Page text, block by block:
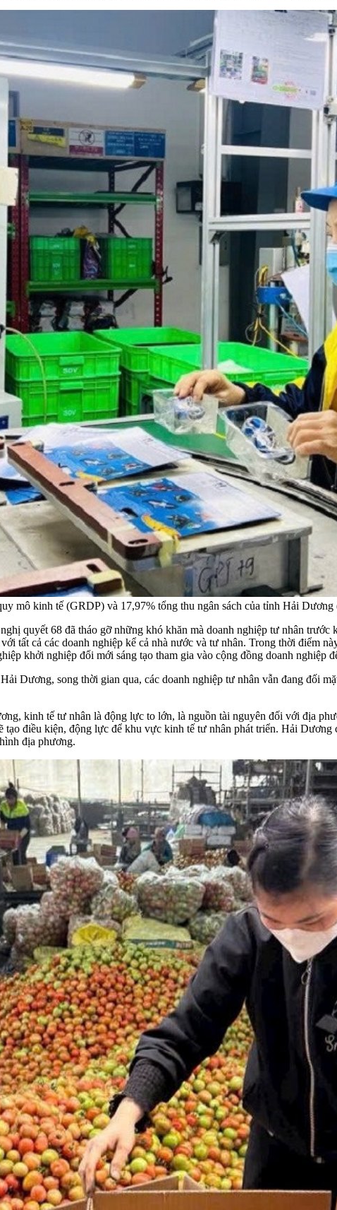
mô kinh tế (GRDP) và 17,97% tổng thu ngân sách của tỉnh Hải
quyết 68 đã tháo gỡ những khó khăn mà doanh nghiệp tư nhân
tất cả các doanh nghiệp kể cả nhà nước và tư nhân. Trong thời điểm
khởi nghiệp đổi mới sáng tạo tham gia vào cộng đồng doanh nghiệp
Dương, song thời gian qua, các doanh nghiệp tư nhân vẫn đang đối
kinh tế tư nhân là động lực to lớn, là nguồn tài nguyên đối với địa
điều kiện, động lực để khu vực kinh tế tư nhân phát triển. Hải Dương
địa phương.